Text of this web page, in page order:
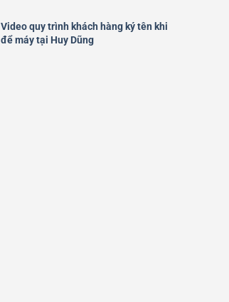
Video quy trình khách hàng ký tên khi
để máy tại Huy Dũng